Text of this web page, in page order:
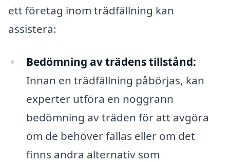
ett företag inom trädfällning kan
assistera:
Bedömning av trädens tillstånd:
Innan en trädfällning påbörjas, kan
experter utföra en noggrann
bedömning av träden för att avgöra
om de behöver fällas eller om det
finns andra alternativ som